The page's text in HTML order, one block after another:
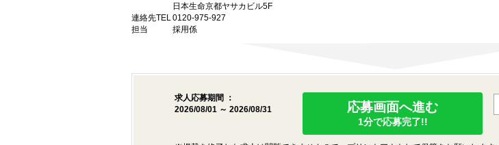
日本生命京都ヤサカビル5F
連絡先TEL0120-975-927
担当
採用係
求人応募期間 ：
2026/08/01 ～ 2026/08/31
応募画面へ進む
1分で応募完了!!